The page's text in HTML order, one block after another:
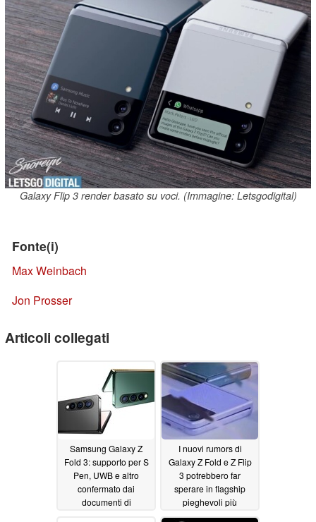
Galaxy Flip 3 render basato su voci. (Immagine: Letsgodigital)
Fonte(i)
Max Weinbach
Jon Prosser
Articoli collegati
Samsung Galaxy Z
Fold 3: supporto per S
Pen, UWB e altro
confermato dai
documenti di
I nuovi rumors di
Galaxy Z Fold e Z Flip
3 potrebbero far
sperare in flagship
pieghevoli più
economici nel 2021